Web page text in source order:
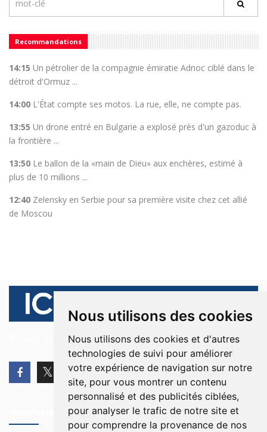
Nous utilisons des cookies
Nous utilisons des cookies et d'autres
technologies de suivi pour améliorer
votre expérience de navigation sur notre
site, pour vous montrer un contenu
personnalisé et des publicités ciblées,
pour analyser le trafic de notre site et
pour comprendre la provenance de nos
Recommandations
14:15 Un pétrolier de la compagnie émiratie Adnoc ciblé dans le
détroit d'Ormuz ...
14:00 L'État compte ses motos. La rue, elle, ne compte pas.
13:55 Un drone entré en Bulgarie a explosé près d'un gazoduc à
la frontière ...
13:50 Le ballon de la «main de Dieu» aux enchères, estimé à
plus de 10 millions ...
12:40 Zelensky en Serbie pour sa première visite chez cet allié
de Moscou
© 2026 Ici Beyrouth. Tous les droits sont réservés.